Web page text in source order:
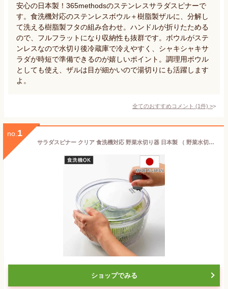
安心の日本製！365methodsのステンレスサラダスピナーで
す。食洗機対応のステンレスボウル＋樹脂製ザルに、分解し
て洗える樹脂製フタの組み合わせ。ハンドルが折りたためる
ので、フルフラットになり収納性も抜群です。ボウルがステ
ンレスなので水切り後冷蔵庫で冷えやすく、シャキシャキサ
ラダが時短で準備できるのが嬉しいポイント。調理用ボウル
としても使え、ザルは目が細かいので湯切りにも活躍します
よ。
全てのおすすめコメント (1件) >
no. 1
サラダスピナー クリア 食洗機対応 野菜水切り器 日本製 （ 野菜水切りかご スピナー 手動 水切り 滑り止め付き 回転式 ボウル コランダー ハンドル 回す プラスチック 下ごしらえ用品 時短 便利グッズ キッチンツール ）
ショップでみる